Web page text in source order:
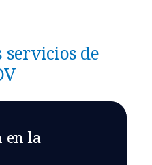
servicios de
en la